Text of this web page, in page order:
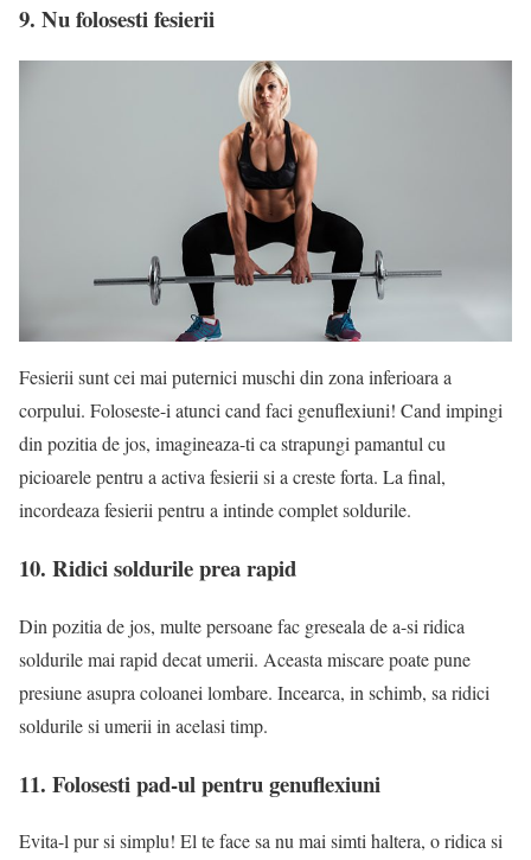
9. Nu folosesti fesierii
Fesierii sunt cei mai puternici muschi din zona inferioara a
corpului. Foloseste-i atunci cand faci genuflexiuni! Cand impingi
din pozitia de jos, imagineaza-ti ca strapungi pamantul cu
picioarele pentru a activa fesierii si a creste forta. La final,
incordeaza fesierii pentru a intinde complet soldurile.
10. Ridici soldurile prea rapid
Din pozitia de jos, multe persoane fac greseala de a-si ridica
soldurile mai rapid decat umerii. Aceasta miscare poate pune
presiune asupra coloanei lombare. Incearca, in schimb, sa ridici
soldurile si umerii in acelasi timp.
11. Folosesti pad-ul pentru genuflexiuni
Evita-l pur si simplu! El te face sa nu mai simti haltera, o ridica si